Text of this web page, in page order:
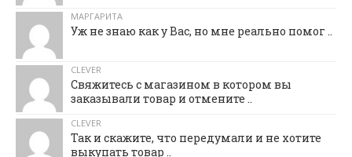
МАРГАРИТА
Уж не знаю как у Вас, но мне реально помог ..
CLEVER
Свяжитесь с магазином в котором вы
заказывали товар и отмените ..
CLEVER
Так и скажите, что передумали и не хотите
выкупать товар ..